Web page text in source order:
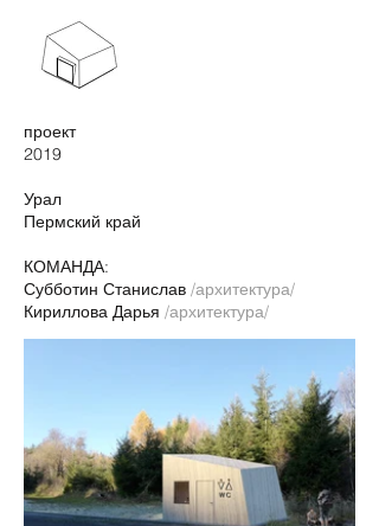
проект
2019
Урал
Пермский край
КОМАНДА:
Субботин Станислав /архитектура/
Кириллова Дарья /архитектура/